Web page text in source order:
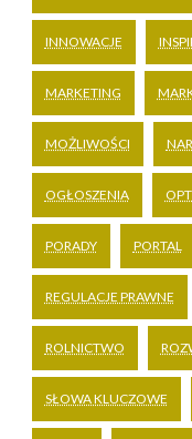
INNOWACJE
MARKETING
MOŻLIWOŚCI
OGŁOSZENIA
PORADY PORTAL
REGULACJE PRAWNE
ROLNICTWO
SŁOWA KLUCZOWE